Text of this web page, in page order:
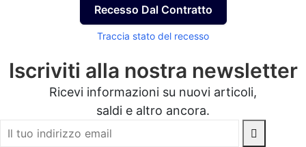
Recesso Dal Contratto
Traccia stato del recesso
Iscriviti alla nostra newsletter
Ricevi informazioni su nuovi articoli,
saldi e altro ancora.